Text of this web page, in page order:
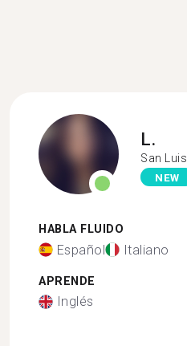
L.
San Luis
NEW
HABLA FLUIDO
Español Italiano
APRENDE
Inglés